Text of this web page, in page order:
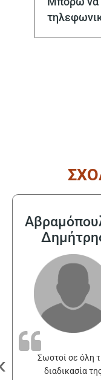
Σωστοί σε όλη
διαδικασία